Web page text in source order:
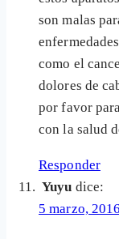
son malas
enfermedades
como el
dolores de
por favor
con la salud
Responder
Yuyu dice:
5 marzo,